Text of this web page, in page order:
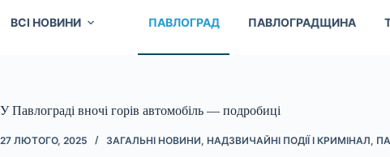
ВСІ НОВИНИ ПАВЛОГРАД ПАВЛОГРАДЩИНА
У Павлограді вночі горів автомобіль — подробиці
27 ЛЮТОГО, 2025 ЗАГАЛЬНІ НОВИНИ, НАДЗВИЧАЙНІ ПОДІЇ І КРИМІНАЛ,